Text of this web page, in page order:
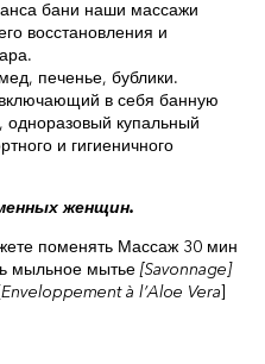
бани наши массажи
восстановления и
печенье, бублики.
в себя банную
одноразовый купальный
и гигиеничного
женщин.
поменять Массаж 30 мин
мыльное мытье [Savonnage]
Enveloppement à l’Aloe Vera